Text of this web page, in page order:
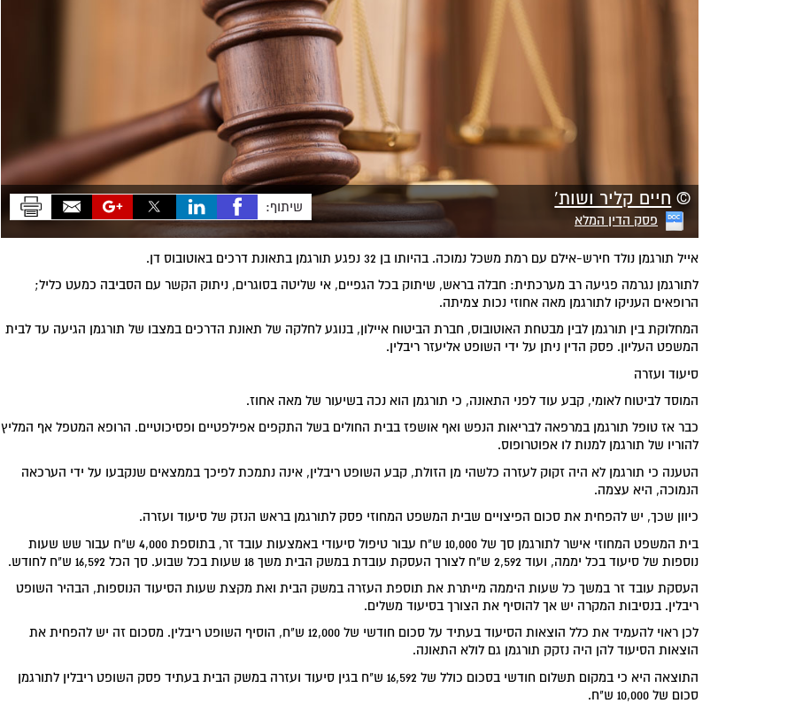
© חיים קליר ושות'
פסק הדין המלא
שיתוף:
אייל תורגמן נולד חירש-אילם עם רמת משכל נמוכה. בהיותו בן 32 נפגע תורגמן בתאונת דרכים באוטובוס דן.
לתורגמן נגרמה פגיעה רב מערכתית: חבלה בראש, שיתוק בכל הגפיים, אי שליטה בסוגרים, ניתוק הקשר עם הסביבה כמעט כליל;
הרופאים העניקו לתורגמן מאה אחוזי נכות צמיתה.
המחלוקת בין תורגמן לבין מבטחת האוטובוס, חברת הביטוח איילון, בנוגע לחלקה של תאונת הדרכים במצבו של תורגמן הגיעה עד לבית
המשפט העליון. פסק הדין ניתן על ידי השופט אליעזר ריבלין.
סיעוד ועזרה
המוסד לביטוח לאומי, קבע עוד לפני התאונה, כי תורגמן הוא נכה בשיעור של מאה אחוז.
כבר אז טופל תורגמן במרפאה לבריאות הנפש ואף אושפז בבית החולים בשל התקפים אפילפטיים ופסיכוטיים. הרופא המטפל אף המליץ
להוריו של תורגמן למנות לו אפוטרופוס.
הטענה כי תורגמן לא היה זקוק לעזרה כלשהי מן הזולת, קבע השופט ריבלין, אינה נתמכת לפיכך בממצאים שנקבעו על ידי הערכאה
הנמוכה, היא עצמה.
כיוון שכך, יש להפחית את סכום הפיצויים שבית המשפט המחוזי פסק לתורגמן בראש הנזק של סיעוד ועזרה.
בית המשפט המחוזי אישר לתורגמן סך של 10,000 ש"ח עבור טיפול סיעודי באמצעות עובד זר, בתוספת 4,000 ש"ח עבור שש שעות
נוספות של סיעוד בכל יממה, ועוד 2,592 ש"ח לצורך העסקת עובדת במשק הבית משך 18 שעות בכל שבוע. סך הכל 16,592 ש"ח לחודש.
העסקת עובד זר במשך כל שעות היממה מייתרת את תוספת העזרה במשק הבית ואת מקצת שעות הסיעוד הנוספות, הבהיר השופט
ריבלין. בנסיבות המקרה יש אך להוסיף את הצורך בסיעוד משלים.
לכן ראוי להעמיד את כלל הוצאות הסיעוד בעתיד על סכום חודשי של 12,000 ש"ח, הוסיף השופט ריבלין. מסכום זה יש להפחית את
הוצאות הסיעוד להן היה נזקק תורגמן גם לולא התאונה.
התוצאה היא כי במקום תשלום חודשי בסכום כולל של 16,592 ש"ח בגין סיעוד ועזרה במשק הבית בעתיד פסק השופט ריבלין לתורגמן
סכום של 10,000 ש"ח.